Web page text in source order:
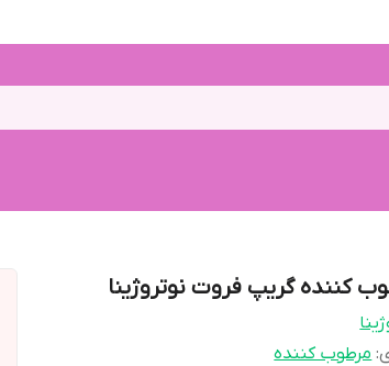
کننده گریپ فروت نوتروژینا
:مرطوب کننده